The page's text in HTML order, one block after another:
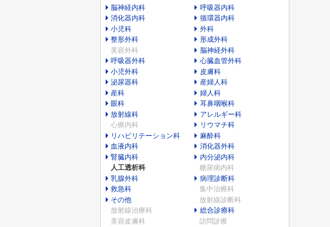
脳神経内科
呼吸器内科
消化器内科
循環器内科
小児科
外科
整形外科
形成外科
美容外科
脳神経外科
呼吸器外科
心臓血管外科
小児外科
皮膚科
泌尿器科
産婦人科
産科
婦人科
眼科
耳鼻咽喉科
放射線科
アレルギー科
心療内科
リウマチ科
リハビリテーション科
麻酔科
血液内科
消化器外科
腎臓内科
内分泌内科
人工透析科
糖尿病内科
乳腺外科
病理診断科
救急科
集中治療科
その他
放射線診断科
放射線治療科
総合診療科
美容皮膚科
訪問診療